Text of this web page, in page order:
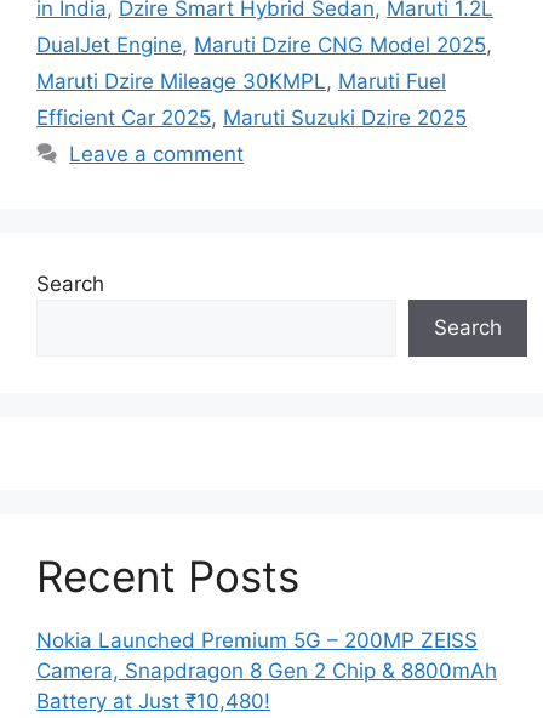
in India, Dzire Smart Hybrid Sedan, Maruti 1.2L
DualJet Engine, Maruti Dzire CNG Model 2025,
Maruti Dzire Mileage 30KMPL, Maruti Fuel
Efficient Car 2025, Maruti Suzuki Dzire 2025
Leave a comment
Search
Search
Recent Posts
Nokia Launched Premium 5G – 200MP ZEISS
Camera, Snapdragon 8 Gen 2 Chip & 8800mAh
Battery at Just ₹10,480!